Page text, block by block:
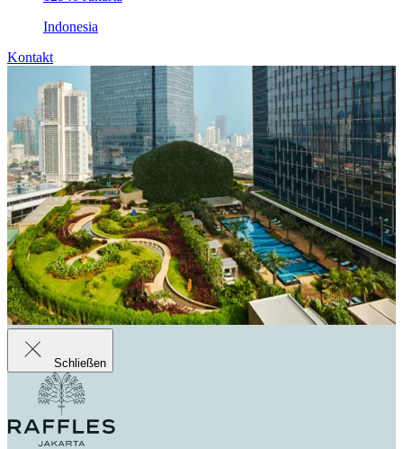
Indonesia
Kontakt
Schließen